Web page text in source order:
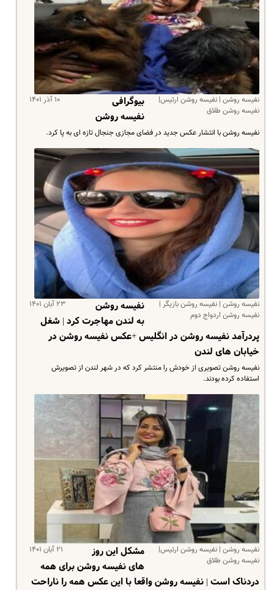
نفیسه روشن | نفیسه روشن ارتیس|
نفیسه روشن طلاق
۱۰ آذر ۱۴۰۱
بیوگرافی
نفیسه روشن
نفیسه روشن با انتشار عکس جدید در فضای مجازی جنجال تازه ای به پا کرد.
نفیسه روشن | نفیسه روشن بازیگر |
نفیسه روشن اردواج دوم
۲۳ آبان ۱۴۰۱
نفیسه روشن
به لندن مهاجرت کرد | شغل
پردرآمد نفیسه روشن در انگلیس +عکس نفیسه روشن در
خیابان های لندن
نفیسه روشن تصویری از خودش را منتشر کرد که در شهر لندن از تصویرش
استفاده کرده بودند.
نفیسه روشن | نفیسه روشن ارتیس|
نفیسه روشن طلاق
۲۱ آبان ۱۴۰۱
مشکل این روز
های نفیسه روشن برای همه
دردناک است | نفیسه روشن واقعا با این عکس همه را ناراحت